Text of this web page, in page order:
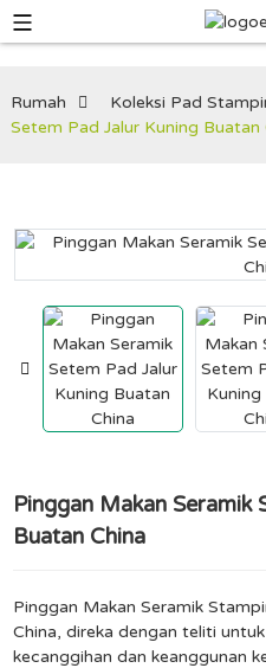
Rumah Koleksi Pad
Setem Pad Jalur Kuning Buatan
Pinggan Makan Seramik
Buatan China
Pinggan Makan Seramik
China, direka dengan teliti
kecanggihan dan keanggunan